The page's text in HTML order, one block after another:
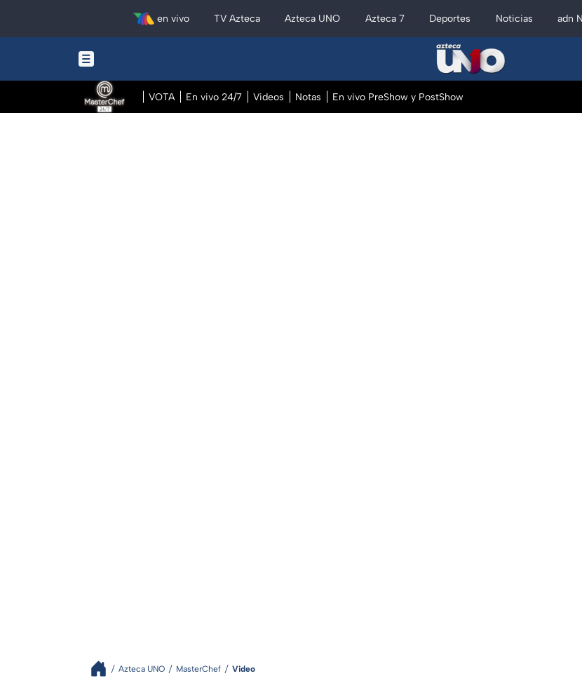
en vivo TV Azteca Azteca UNO Azteca 7 Deportes Noticias adn
VOTA En vivo 24/7 Videos Notas En vivo PreShow y PostShow
Azteca UNO MasterChef Video